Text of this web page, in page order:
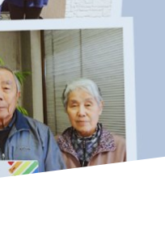
棟板金工事
一般住宅
工場・事務所